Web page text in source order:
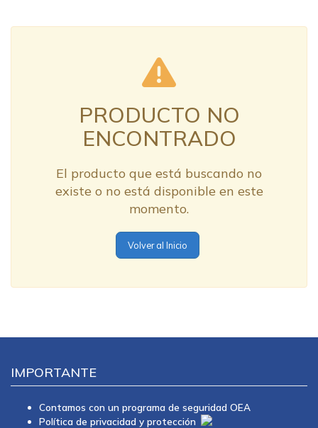
PRODUCTO NO
ENCONTRADO
El producto que está buscando no
existe o no está disponible en este
momento.
Volver al Inicio
IMPORTANTE
Contamos con un programa de seguridad OEA
Política de privacidad y protección